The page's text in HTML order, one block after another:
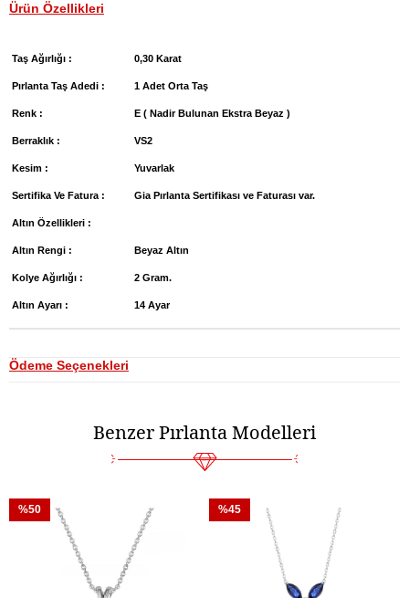
Ürün Özellikleri
Taş Ağırlığı : 0,30 Karat
Pırlanta Taş Adedi : 1 Adet Orta Taş
Renk : E ( Nadir Bulunan Ekstra Beyaz )
Berraklık : VS2
Kesim : Yuvarlak
Sertifika Ve Fatura : Gia Pırlanta Sertifikası ve Faturası var.
Altın Özellikleri :
Altın Rengi : Beyaz Altın
Kolye Ağırlığı : 2 Gram.
Altın Ayarı : 14 Ayar
Ödeme Seçenekleri
Benzer Pırlanta Modelleri
%50 %45